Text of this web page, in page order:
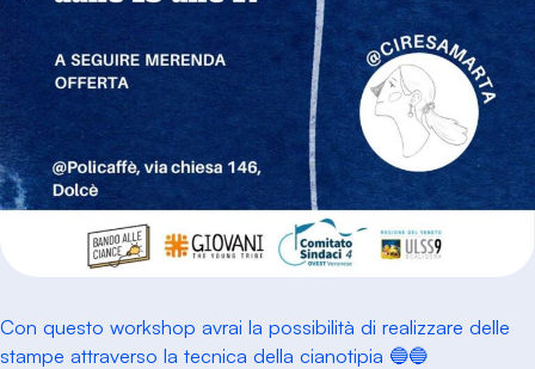
Con questo workshop avrai la possibilità di realizzare delle
stampe attraverso la tecnica della cianotipia 🔵🔵